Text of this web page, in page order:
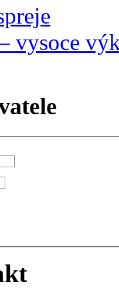
vysoce